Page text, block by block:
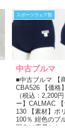
スポーツウェア類
中古ブルマ
■中古ブルマ 【
CBA526 【価格
（税込：2,200
ー】CALMAC 【
130 【素材】ポ
100％ 紺色のブ
現在は廃番とな